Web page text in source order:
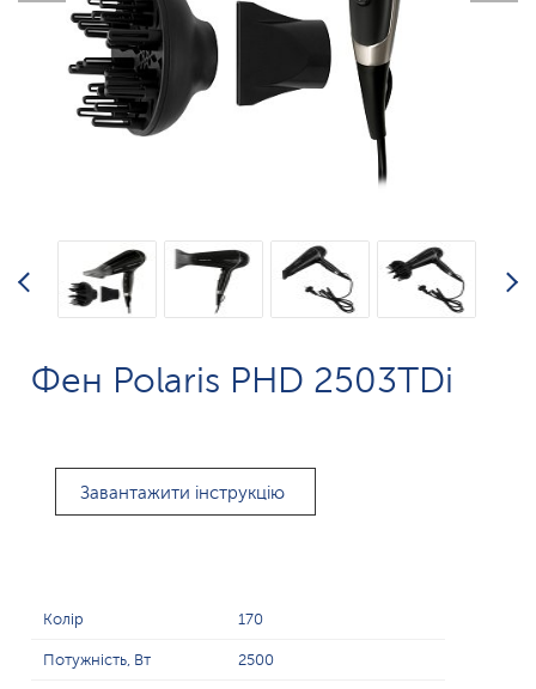
Фен Polaris PHD 2503TDi
Завантажити інструкцію
Колір 170
Потужність, Вт 2500